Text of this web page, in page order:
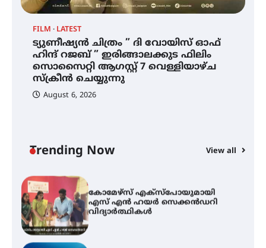
FILM LATEST
ട്യുണീഷ്യൻ ചിത്രം ” ദി വോയിസ് ഓഫ്
ഹിന്ദ് റജബ് ” ഇരിങ്ങാലക്കുട ഫിലിം
സൊസൈറ്റി ആഗസ്റ്റ് 7 വെള്ളിയാഴ്ച
സ്‌ക്രീൻ ചെയ്യുന്നു
August 6, 2026
Trending Now View all
നേട്ടം പ്രതിസന്ധികളോട് പൊരുതി
ട്യുണീഷ്യൻ ചിത്രം ” ദി വോയിസ്
ഓഫ് ഹിന്ദ് റജബ് ” ഇരിങ്ങാലക്കുട
ഫിലിം സൊസൈറ്റി ആഗസ്റ്റ് 7
വെള്ളിയാഴ്ച സ്‌ക്രീൻ ചെയ്യുന്നു
കോമേഴ്സ് എക്സ്പോയുമായി
എസ് എൻ ഹയർ സെക്കൻഡറി
വിദ്യാർത്ഥികൾ